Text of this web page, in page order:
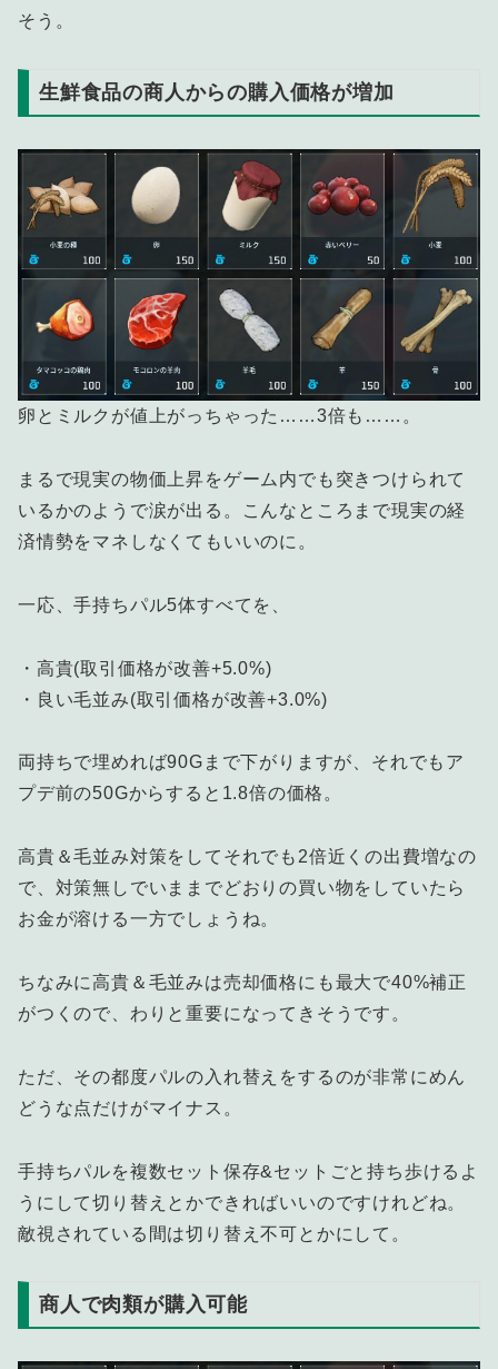
そう。
生鮮食品の商人からの購入価格が増加
卵とミルクが値上がっちゃった……3倍も……。
まるで現実の物価上昇をゲーム内でも突きつけられて
いるかのようで涙が出る。こんなところまで現実の経
済情勢をマネしなくてもいいのに。
一応、手持ちパル5体すべてを、
・高貴(取引価格が改善+5.0%)
・良い毛並み(取引価格が改善+3.0%)
両持ちで埋めれば90Gまで下がりますが、それでもア
プデ前の50Gからすると1.8倍の価格。
高貴＆毛並み対策をしてそれでも2倍近くの出費増なの
で、対策無しでいままでどおりの買い物をしていたら
お金が溶ける一方でしょうね。
ちなみに高貴＆毛並みは売却価格にも最大で40%補正
がつくので、わりと重要になってきそうです。
ただ、その都度パルの入れ替えをするのが非常にめん
どうな点だけがマイナス。
手持ちパルを複数セット保存&セットごと持ち歩けるよ
うにして切り替えとかできればいいのですけれどね。
敵視されている間は切り替え不可とかにして。
商人で肉類が購入可能